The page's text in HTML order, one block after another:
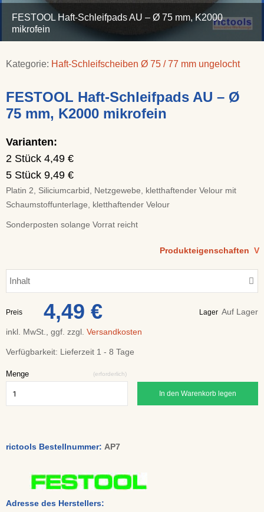
FESTOOL Haft-Schleifpads AU – Ø 75 mm, K2000
mikrofein
Kategorie: Haft-Schleifscheiben Ø 75 / 77 mm ungelocht
FESTOOL Haft-Schleifpads AU – Ø
75 mm, K2000 mikrofein
Varianten:
2 Stück 4,49 €
5 Stück 9,49 €
Platin 2, Siliciumcarbid, Netzgewebe, kletthaftender Velour mit
Schaumstoffunterlage, kletthaftender Velour
Sonderposten solange Vorrat reicht
Produkteigenschaften V
Inhalt
Preis 4,49 € Lager Auf Lager
inkl. MwSt., ggf. zzgl. Versandkosten
Verfügbarkeit: Lieferzeit 1 - 8 Tage
Menge (erforderlich)
In den Warenkorb legen
rictools Bestellnummer: AP7
Adresse des Herstellers: